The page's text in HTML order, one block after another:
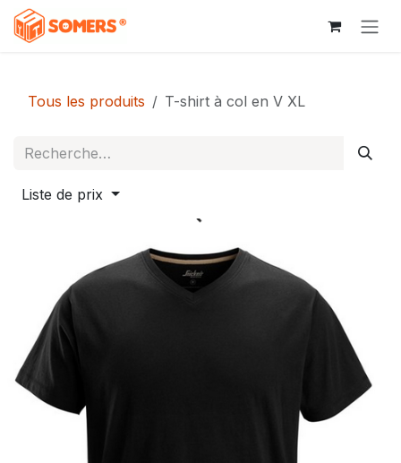
Se rendre au contenu
Tous les produits T-shirt à col en V XL
Liste de prix